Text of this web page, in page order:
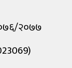
२०७७